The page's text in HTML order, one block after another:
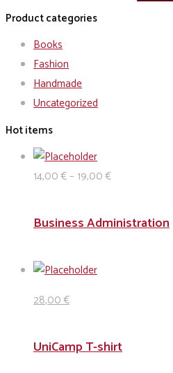
for:
Product categories
Books
Fashion
Handmade
Uncategorized
Hot items
14,00 €– 19,00 €
Business Administration
28,00€
UniCamp T-shirt